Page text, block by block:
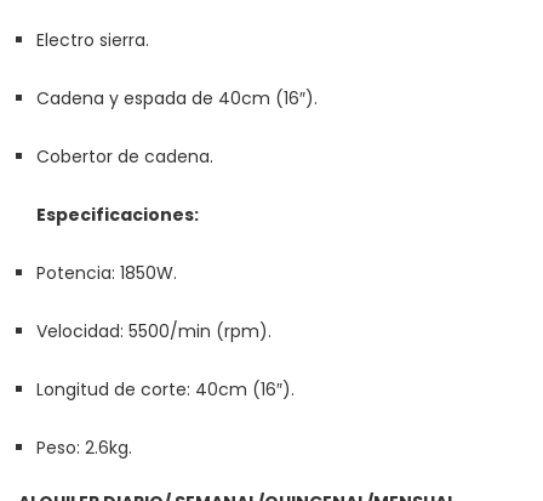
Electro sierra.
Cadena y espada de 40cm (16″).
Cobertor de cadena.
Especificaciones:
Potencia: 1850W.
Velocidad: 5500/min (rpm).
Longitud de corte: 40cm (16″).
Peso: 2.6kg.